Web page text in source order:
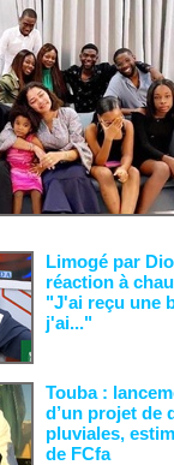
Limogé par
réaction à
"J'ai reçu une
j'ai..."
Touba :
d’un projet de
pluviales,
de FCfa ‎